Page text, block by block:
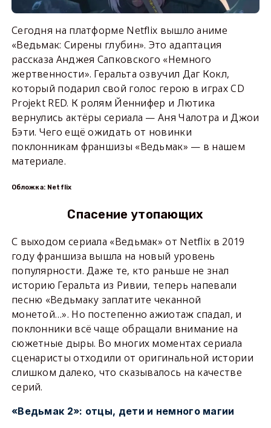
Сегодня на платформе Netflix вышло аниме
«Ведьмак: Сирены глубин». Это адаптация
рассказа Анджея Сапковского «Немного
жертвенности». Геральта озвучил Даг Кокл,
который подарил свой голос герою в играх CD
Projekt RED. К ролям Йеннифер и Лютика
вернулись актёры сериала — Аня Чалотра и Джои
Бэти. Чего ещё ожидать от новинки
поклонникам франшизы «Ведьмак» — в нашем
материале.
Обложка: Netflix
Спасение утопающих
С выходом сериала «Ведьмак» от Netflix в 2019
году франшиза вышла на новый уровень
популярности. Даже те, кто раньше не знал
историю Геральта из Ривии, теперь напевали
песню «Ведьмаку заплатите чеканной
монетой…». Но постепенно ажиотаж спадал, и
поклонники всё чаще обращали внимание на
сюжетные дыры. Во многих моментах сериала
сценаристы отходили от оригинальной истории
слишком далеко, что сказывалось на качестве
серий.
«Ведьмак 2»: отцы, дети и немного магии